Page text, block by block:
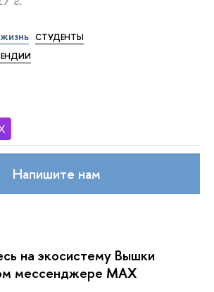
СТУДЕНТЫ
Напишите нам
на экосистему Вышки
мессенджере MAX